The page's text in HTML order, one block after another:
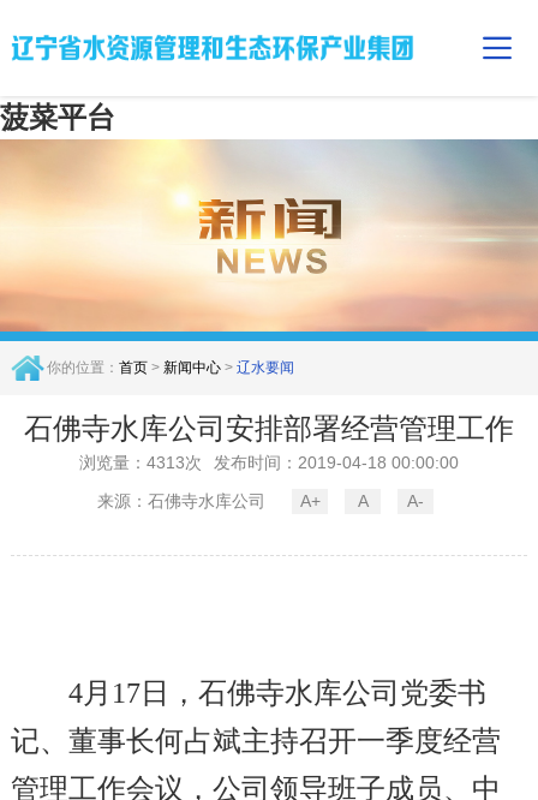
菠菜平台
你的位置： 首页> 新闻中心> 辽水要闻
石佛寺水库公司安排部署经营管理工作
浏览量：4313次
发布时间：2019-04-18 00:00:00
来源：石佛寺水库公司
A+ A A-
4月17日，石佛寺水库公司党委书
记、董事长何占斌主持召开一季度经营
管理工作会议，公司领导班子成员、中